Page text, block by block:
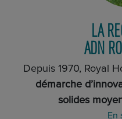
LA
ADN
Depuis 1970, Royal
démarche
solides
En